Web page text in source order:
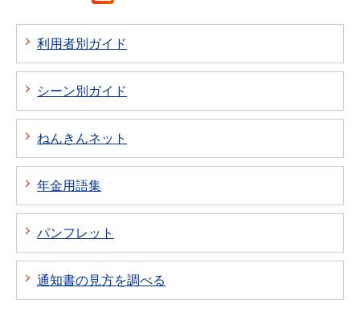
利用者別ガイド
シーン別ガイド
ねんきんネット
年金用語集
パンフレット
通知書の見方を調べる